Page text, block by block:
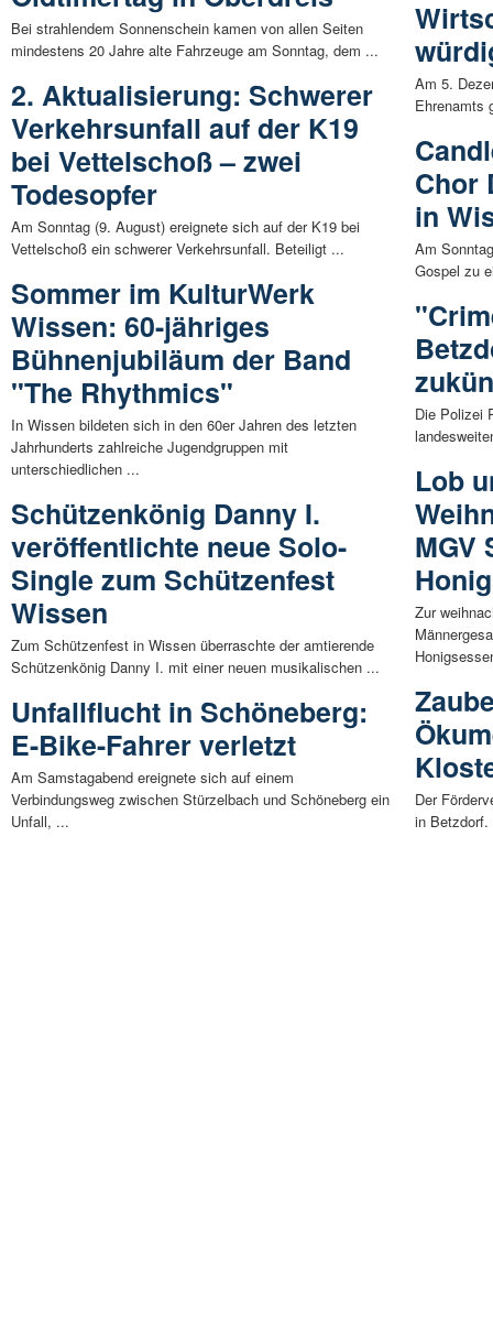
Bei strahlendem Sonnenschein kamen von allen Seiten
mindestens 20 Jahre alte Fahrzeuge am Sonntag, dem ...
2. Aktualisierung: Schwerer
Verkehrsunfall auf der K19
bei Vettelschoß – zwei
Todesopfer
Am Sonntag (9. August) ereignete sich auf der K19 bei
Vettelschoß ein schwerer Verkehrsunfall. Beteiligt ...
Sommer im KulturWerk
Wissen: 60-jähriges
Bühnenjubiläum der Band
"The Rhythmics"
In Wissen bildeten sich in den 60er Jahren des letzten
Jahrhunderts zahlreiche Jugendgruppen mit
unterschiedlichen ...
Schützenkönig Danny I.
veröffentlichte neue Solo-
Single zum Schützenfest
Wissen
Zum Schützenfest in Wissen überraschte der amtierende
Schützenkönig Danny I. mit einer neuen musikalischen ...
Unfallflucht in Schöneberg:
E-Bike-Fahrer verletzt
Am Samstagabend ereignete sich auf einem
Verbindungsweg zwischen Stürzelbach und Schöneberg ein
Unfall, ...
Am 5.
Ehrenamts
Chor
in
Am
Gospel zu
Die Polizei
Lob
MGV
Zur
Der
in